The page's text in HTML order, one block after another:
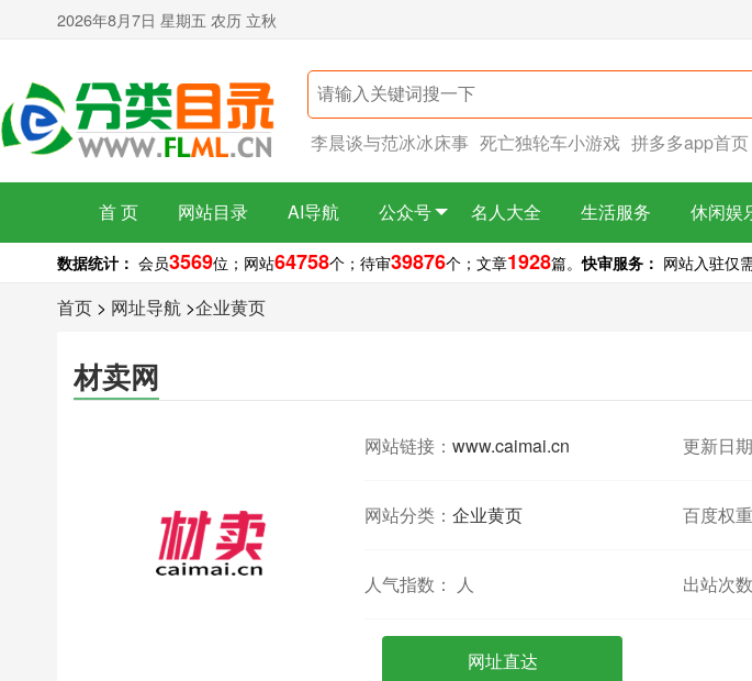
2026年8月7日 星期五 农历 立秋
李晨谈与范冰冰床事 死亡独轮车小游戏 拼多多app首页
首 页 网站目录 AI导航 公众号 名人大全 生活服务 休闲娱
数据统计： 会员3569位； 网站64758个； 待审39876个； 文章1928篇。快审服务： 网站入驻仅
首页 > 网址导航 >企业黄页
材卖网
网站链接： www.caimai.cn 更新日
网站分类： 企业黄页 百度权重
人气指数： 人 出站次数
网址直达